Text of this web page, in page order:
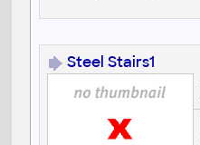
Steel Stairs1